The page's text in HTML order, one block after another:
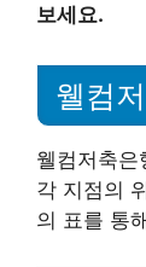
보세요.
웰컴
웰컴저축
각 지점의
의 표를 통